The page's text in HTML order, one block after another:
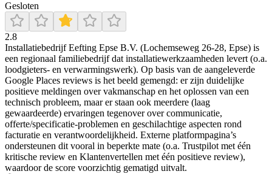
Gesloten
2.8
Installatiebedrijf Eefting Epse B.V. (Lochemseweg 26-28, Epse) is
een regionaal familiebedrijf dat installatiewerkzaamheden levert (o.a.
loodgieters- en verwarmingswerk). Op basis van de aangeleverde
Google Places reviews is het beeld gemengd: er zijn duidelijke
positieve meldingen over vakmanschap en het oplossen van een
technisch probleem, maar er staan ook meerdere (laag
gewaardeerde) ervaringen tegenover over communicatie,
offerte/specificatie-problemen en geschilachtige aspecten rond
facturatie en verantwoordelijkheid. Externe platformpagina’s
ondersteunen dit vooral in beperkte mate (o.a. Trustpilot met één
kritische review en Klantenvertellen met één positieve review),
waardoor de score voorzichtig gematigd uitvalt.